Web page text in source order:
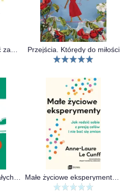
Przejścia. Którędy do miłości